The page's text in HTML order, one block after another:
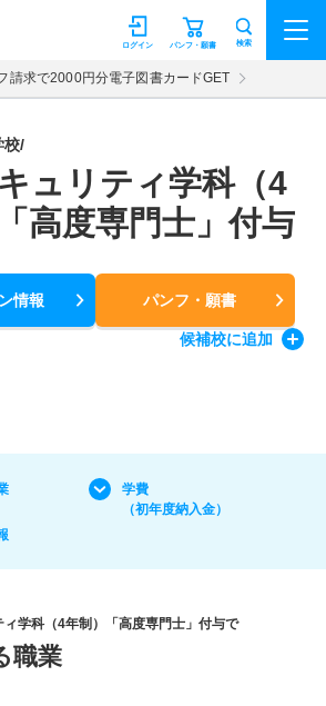
ョン パンフ・願書
ログイン 検索
請求で2000円分電子図書カードGET
校/
ュリティ学科（4
高度専門士」付与
情報 パンフ・願書
候補校に追加
学費
（初年度納入金）
ィ学科（4年制）「高度専門士」付与で
職業